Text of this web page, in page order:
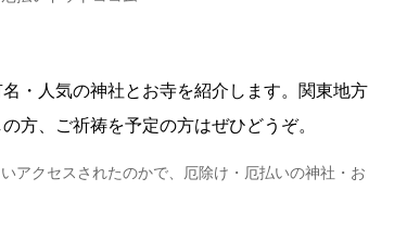
・人気の神社とお寺を紹介します。関東地方
方、ご祈祷を予定の方はぜひどうぞ。
アクセスされたのかで、厄除け・厄払いの神社・お